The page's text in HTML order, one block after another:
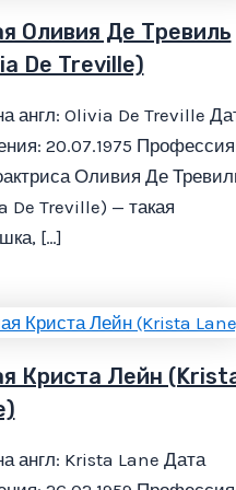
Оливия Де Тревиль
De Treville)
англ: Olivia De Treville
20.07.1975
Оливия Де
De Treville) — такая
[…]
Криста Лейн
англ: Krista Lane Дата